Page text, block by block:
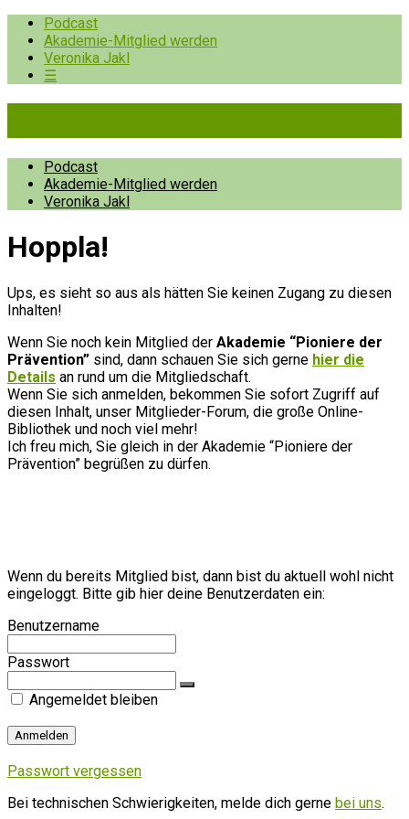
Podcast
Akademie-Mitglied werden
Veronika Jakl
☰
Podcast
Akademie-Mitglied werden
Veronika Jakl
Hopp­la!
Ups, es sieht so aus als hätten Sie keinen Zugang zu diesen
Inhalten!
Wenn Sie noch kein Mitglied der Akademie “Pioniere der
Prävention” sind, dann schauen Sie sich gerne hier die
Details an rund um die Mitgliedschaft.
Wenn Sie sich anmelden, bekommen Sie sofort Zugriff auf
diesen Inhalt, unser Mitglieder-Forum, die große Online-
Bibliothek und noch viel mehr!
Ich freu mich, Sie gleich in der Akademie “Pioniere der
Prävention” begrüßen zu dürfen.
Wenn du bereits Mitglied bist, dann bist du aktuell wohl nicht
eingeloggt. Bitte gib hier deine Benutzerdaten ein:
Benutzername
Passwort
Angemeldet bleiben
Passwort vergessen
Bei technischen Schwierigkeiten, melde dich gerne bei uns.